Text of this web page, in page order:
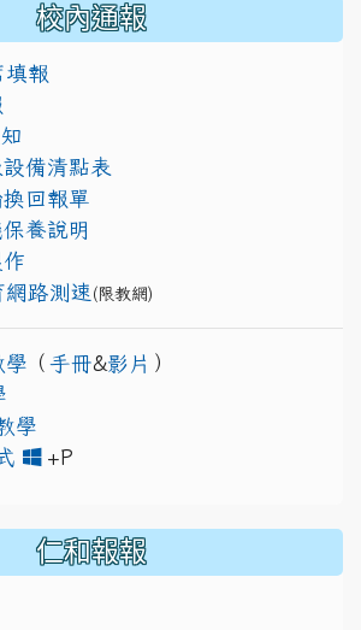
校內通報
填報
備清點表
回報單
養說明
網路測速 (限教網)
學 （ 手冊&影片 ）
學
+P
仁和報報